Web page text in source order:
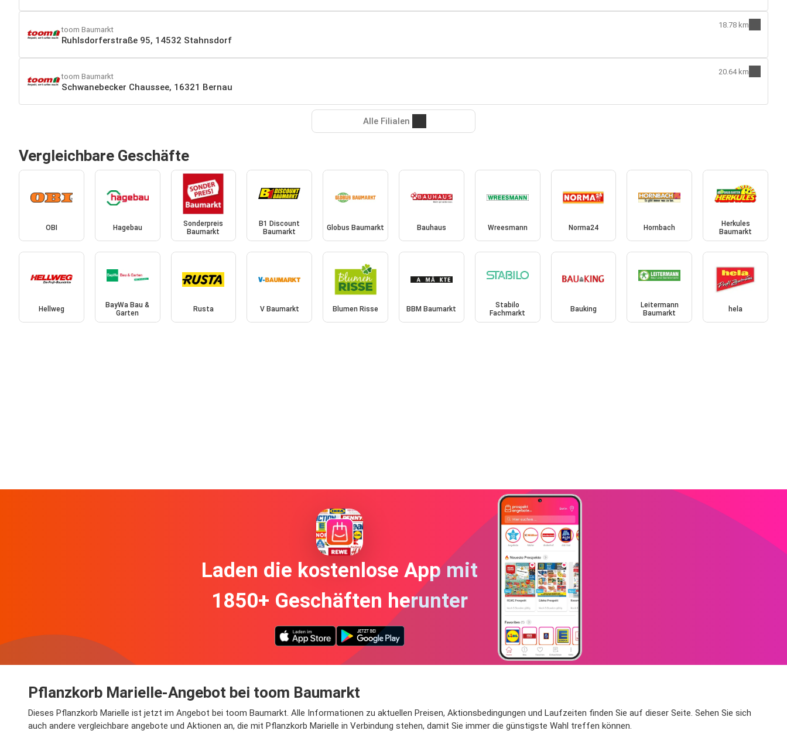
toom Baumarkt
Ruhlsdorferstraße 95, 14532 Stahnsdorf
18.78 km
toom Baumarkt
Schwanebecker Chaussee, 16321 Bernau
20.64 km
Alle Filialen
Vergleichbare Geschäfte
OBI Hagebau
Sonderpreis
Baumarkt
B1 Discount
Baumarkt
Globus Baumarkt Bauhaus Wreesmann Norma24 Hornbach
Herkules
Baumarkt
Hellweg
BayWa Bau &
Garten
Rusta V Baumarkt Blumen Risse BBM Baumarkt
Stabilo
Fachmarkt
Bauking
Leitermann
Baumarkt
hela
Laden die kostenlose App mit
1850+ Geschäften herunter
Pflanzkorb Marielle-Angebot bei toom Baumarkt
Dieses Pflanzkorb Marielle ist jetzt im Angebot bei toom Baumarkt. Alle Informationen zu aktuellen Preisen, Aktionsbedingungen und Laufzeiten finden Sie auf dieser Seite. Sehen Sie sich
auch andere vergleichbare angebote und Aktionen an, die mit Pflanzkorb Marielle in Verbindung stehen, damit Sie immer die günstigste Wahl treffen können.